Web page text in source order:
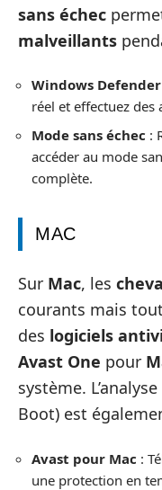
sans échec
malveillants
Windows Defender
réel et effectuez des
Mode sans échec :
accéder au mode
complète.
MAC
Sur Mac, les
courants mais
des logiciels
Avast One pour
système.
Boot) est
Avast pour Mac :
une protection en